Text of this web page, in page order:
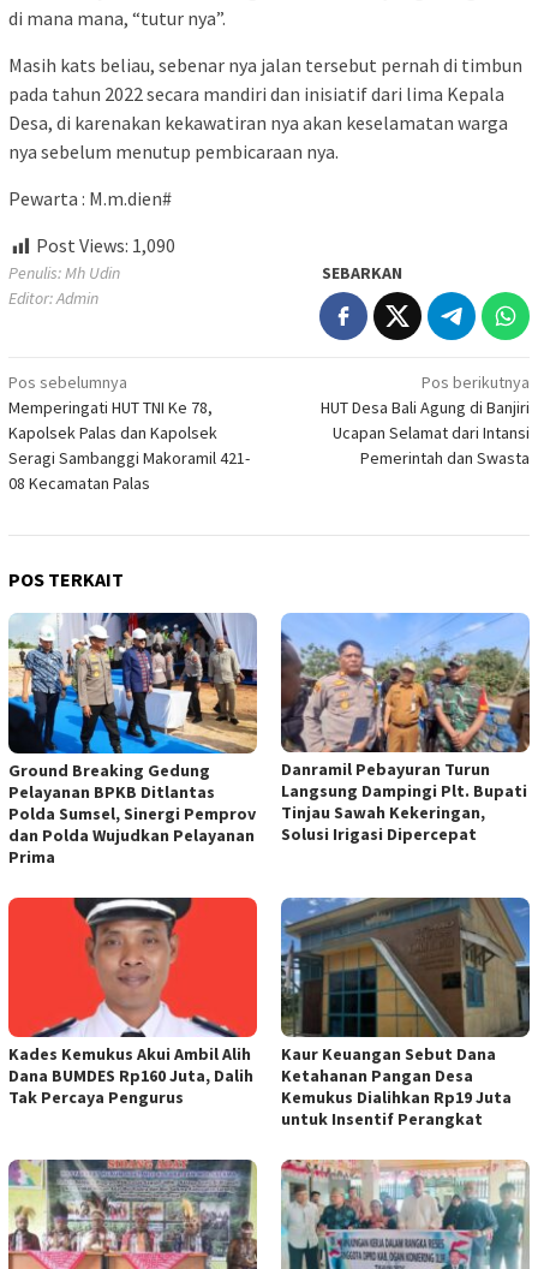
di mana mana, “tutur nya”.
Masih kats beliau, sebenar nya jalan tersebut pernah di timbun
pada tahun 2022 secara mandiri dan inisiatif dari lima Kepala
Desa, di karenakan kekawatiran nya akan keselamatan warga
nya sebelum menutup pembicaraan nya.
Pewarta : M.m.dien#
Post Views: 1,090
Penulis: Mh Udin
Editor: Admin
SEBARKAN
Navigasi
pos
Pos sebelumnya
Memperingati HUT TNI Ke 78,
Kapolsek Palas dan Kapolsek
Seragi Sambanggi Makoramil 421-
08 Kecamatan Palas
Pos berikutnya
HUT Desa Bali Agung di Banjiri
Ucapan Selamat dari Intansi
Pemerintah dan Swasta
POS TERKAIT
Ground Breaking Gedung
Pelayanan BPKB Ditlantas
Polda Sumsel, Sinergi Pemprov
dan Polda Wujudkan Pelayanan
Prima
Danramil Pebayuran Turun
Langsung Dampingi Plt. Bupati
Tinjau Sawah Kekeringan,
Solusi Irigasi Dipercepat
Kades Kemukus Akui Ambil Alih
Dana BUMDES Rp160 Juta, Dalih
Tak Percaya Pengurus
Kaur Keuangan Sebut Dana
Ketahanan Pangan Desa
Kemukus Dialihkan Rp19 Juta
untuk Insentif Perangkat